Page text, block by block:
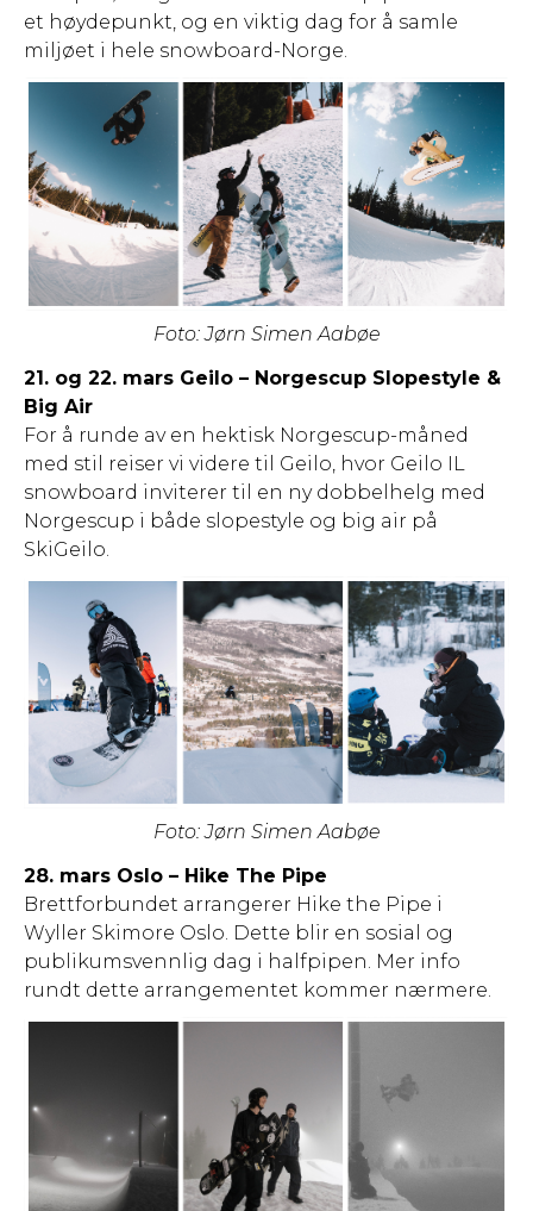
et høydepunkt, og en viktig dag for å samle
miljøet i hele snowboard-Norge.
Foto: Jørn Simen Aabøe
21. og 22. mars Geilo – Norgescup Slopestyle &
Big Air
For å runde av en hektisk Norgescup-måned
med stil reiser vi videre til Geilo, hvor Geilo IL
snowboard inviterer til en ny dobbelhelg med
Norgescup i både slopestyle og big air på
SkiGeilo.
Foto: Jørn Simen Aabøe
28. mars Oslo – Hike The Pipe
Brettforbundet arrangerer Hike the Pipe i
Wyller Skimore Oslo. Dette blir en sosial og
publikumsvennlig dag i halfpipen. Mer info
rundt dette arrangementet kommer nærmere.